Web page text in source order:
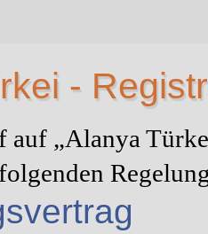
-
„Alanya